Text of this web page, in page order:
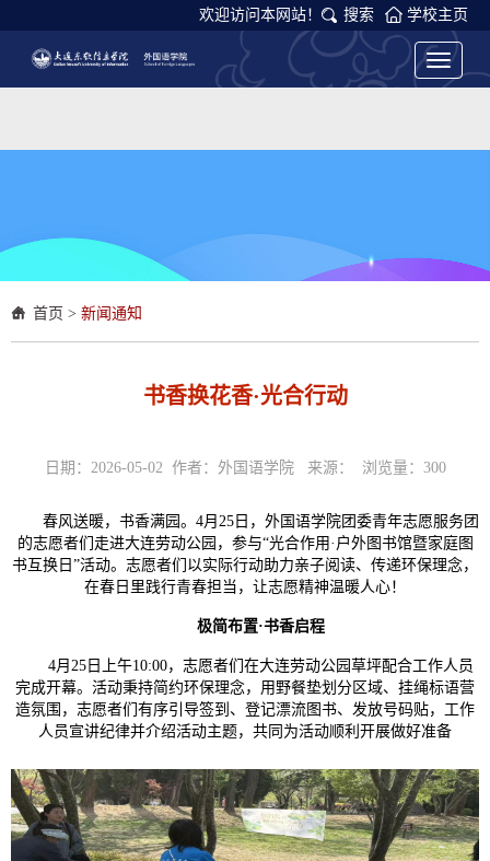
欢迎访问本网站！ 搜索 学校主页
Toggle
首页 > 新闻通知
书香换花香·光合行动
日期：2026-05-02 作者：外国语学院 来源： 浏览量： 300
春风送暖，书香满园。4月25日，外国语学院团委青年志愿服务团
的志愿者们走进大连劳动公园，参与“光合作用·户外图书馆暨家庭图
书互换日”活动。志愿者们以实际行动助力亲子阅读、传递环保理念，
在春日里践行青春担当，让志愿精神温暖人心！
极简布置·书香启程
4月25日上午10:00，志愿者们在大连劳动公园草坪配合工作人员
完成开幕。活动秉持简约环保理念，用野餐垫划分区域、挂绳标语营
造氛围，志愿者们有序引导签到、登记漂流图书、发放号码贴，工作
人员宣讲纪律并介绍活动主题，共同为活动顺利开展做好准备